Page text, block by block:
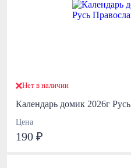
Нет в наличии
Календарь домик 2026г
Цена
190 ₽